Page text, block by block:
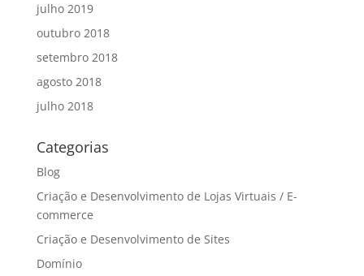
julho 2019
outubro 2018
setembro 2018
agosto 2018
julho 2018
Categorias
Blog
Criação e Desenvolvimento de Lojas Virtuais / E-
commerce
Criação e Desenvolvimento de Sites
Domínio